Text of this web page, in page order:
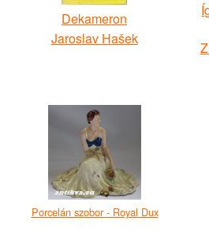
Dekameron
Jaroslav Hašek
Porcelán szobor - Royal Dux